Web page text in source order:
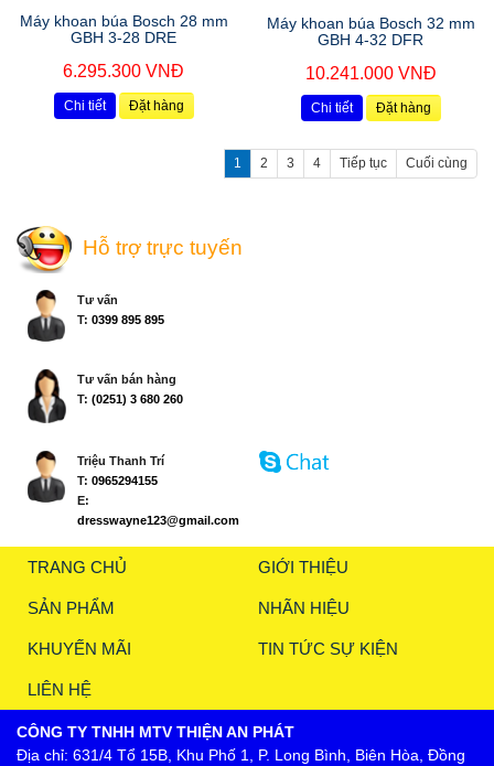
Máy khoan búa Bosch 28 mm
GBH 3-28 DRE
6.295.300 VNĐ
Chi tiết Đặt hàng
Máy khoan búa Bosch 32 mm
GBH 4-32 DFR
10.241.000 VNĐ
Chi tiết Đặt hàng
1 2 3 4 Tiếp tục Cuối cùng
Hỗ trợ trực tuyến
Tư vấn
T: 0399 895 895
Tư vấn bán hàng
T: (0251) 3 680 260
Triệu Thanh Trí
T: 0965294155
E:
dresswayne123@gmail.com
TRANG CHỦ GIỚI THIỆU
SẢN PHẨM NHÃN HIỆU
KHUYẾN MÃI TIN TỨC SỰ KIỆN
LIÊN HỆ
CÔNG TY TNHH MTV THIỆN AN PHÁT
Địa chỉ: 631/4 Tổ 15B, Khu Phố 1, P. Long Bình, Biên Hòa, Đồng